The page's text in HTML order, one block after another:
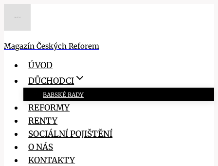
Magazín Českých Reforem
ÚVOD
DŮCHODCI
BABSKÉ RADY
REFORMY
RENTY
SOCIÁLNÍ POJIŠTĚNÍ
O NÁS
KONTAKTY